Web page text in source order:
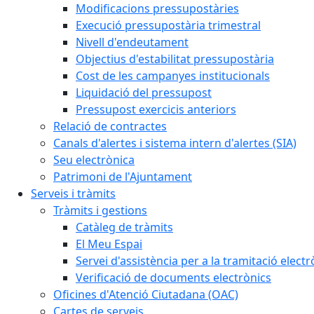
Modificacions pressupostàries
Execució pressupostària trimestral
Nivell d'endeutament
Objectius d'estabilitat pressupostària
Cost de les campanyes institucionals
Liquidació del pressupost
Pressupost exercicis anteriors
Relació de contractes
Canals d'alertes i sistema intern d'alertes (SIA)
Seu electrònica
Patrimoni de l'Ajuntament
Serveis i tràmits
Tràmits i gestions
Catàleg de tràmits
El Meu Espai
Servei d'assistència per a la tramitació
Verificació de documents electrònics
Oficines d'Atenció Ciutadana (OAC)